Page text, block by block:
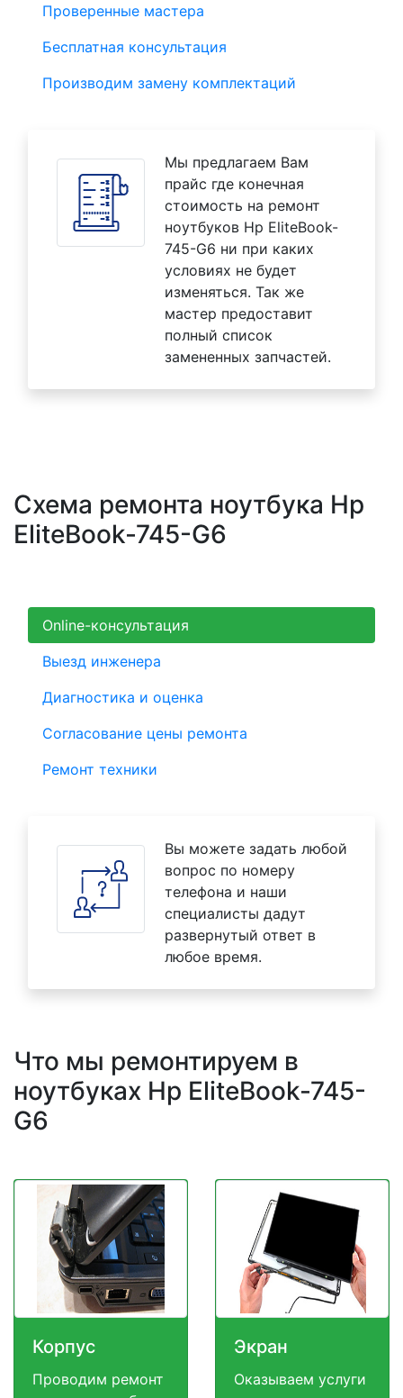
Проверенные мастера
Бесплатная консультация
Производим замену комплектаций
Мы предлагаем Вам
прайс где конечная
стоимость на ремонт
ноутбуков Hp EliteBook-
745-G6 ни при каких
условиях не будет
изменяться. Так же
мастер предоставит
полный список
замененных запчастей.
Схема ремонта ноутбука Hp
EliteBook-745-G6
Online-консультация
Выезд инженера
Диагностика и оценка
Согласование цены ремонта
Ремонт техники
Вы можете задать любой
вопрос по номеру
телефона и наши
специалисты дадут
развернутый ответ в
любое время.
Что мы ремонтируем в
ноутбуках Hp EliteBook-745-
G6
Корпус
Проводим ремонт
Экран
Оказываем услуги